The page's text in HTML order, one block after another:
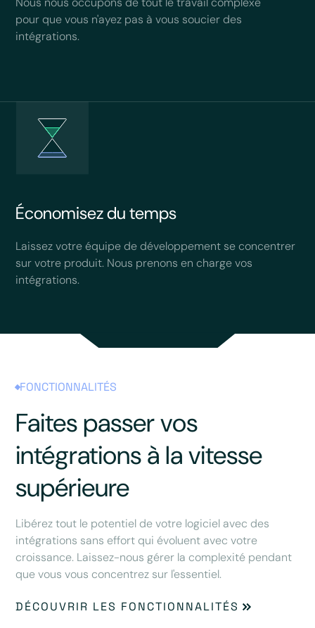
pour que vous n'ayez pas à vous soucier des
intégrations.
Économisez du temps
Laissez votre équipe de développement se concentrer
sur votre produit. Nous prenons en charge vos
intégrations.
FONCTIONNALITÉS
Faites passer vos
intégrations à la vitesse
supérieure
Libérez tout le potentiel de votre logiciel avec des
intégrations sans effort qui évoluent avec votre
croissance. Laissez-nous gérer la complexité pendant
que vous vous concentrez sur l'essentiel.
DÉCOUVRIR LES FONCTIONNALITÉS